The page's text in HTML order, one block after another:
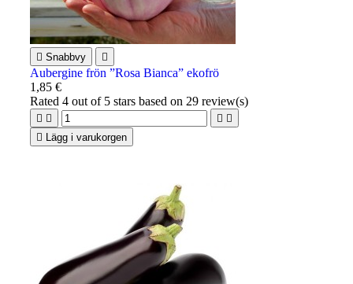
 Snabbvy 
Aubergine frön ”Rosa Bianca” ekofrö
1,85 €
Rated4 out of 5 stars based on 29 review(s)
   
 Lägg i varukorgen